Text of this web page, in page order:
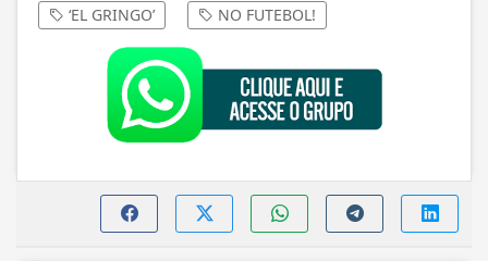
‘EL GRINGO’ NO FUTEBOL!